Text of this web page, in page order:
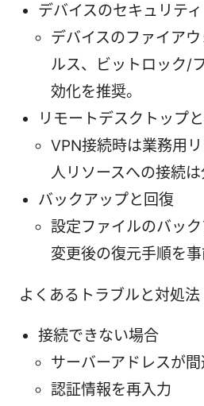
デバイスのセキュリティ
デバイスのファイア
ルス、ビットロック/
効化を推奨。
リモートデスクトップ
VPN接続時は業務用
人リソースへの接続は
バックアップと回復
設定ファイルのバッ
変更後の復元手順を事
よくあるトラブルと対処法
接続できない場合
サーバーアドレスが
認証情報を再入力